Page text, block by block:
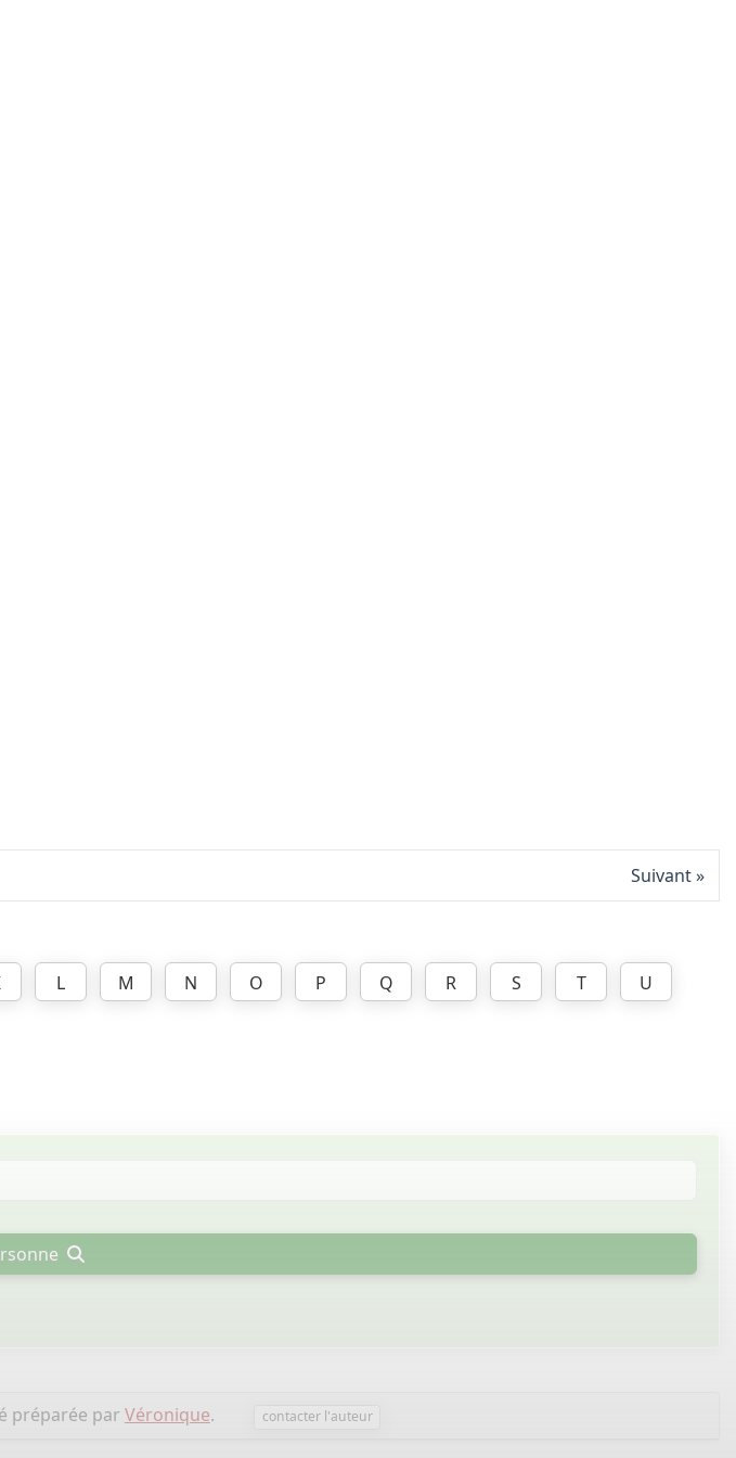
Suivant
L M N O P Q R S T
U
préparée par Véronique. contacter l'auteur